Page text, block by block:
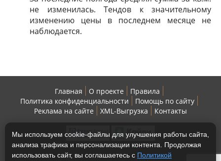
не изменилась. Тендов к значительному
изменению цены в последнем месяце не
наблюдается.
Главная О проекте
Правила
Политика конфиденциальности
Помощь по сайту
Реклама на сайте
XML-Выгрузка Контакты
Мы используем cookie-файлы для улучшения работы сайта,
анализа трафика и персонализации контента. Продолжая
использовать сайт, вы соглашаетесь с Политикой